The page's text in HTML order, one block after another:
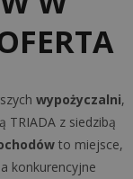
wypożyczalni,
TRIADA z siedzibą
to miejsce,
konkurencyjne